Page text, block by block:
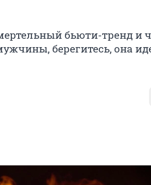
бьюти-тренд и
берегитесь, она